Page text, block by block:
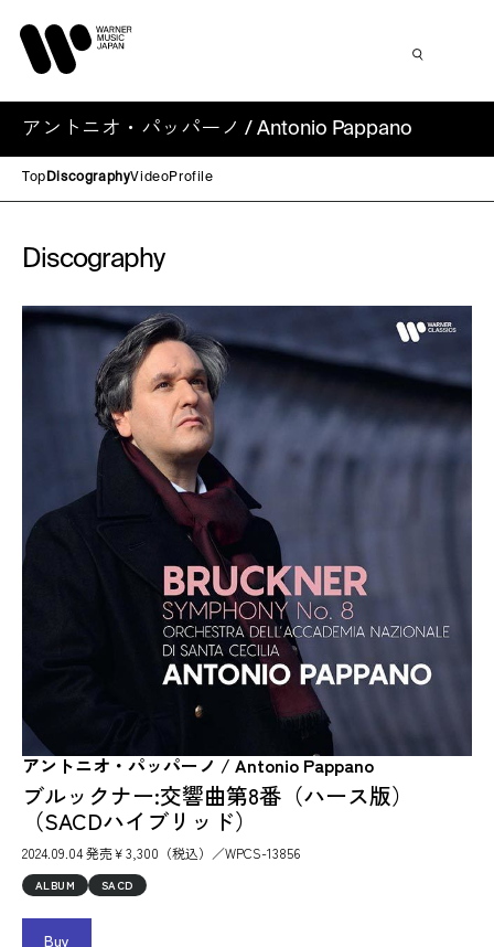
アントニオ・パッパーノ / Antonio Pappano
Top DiscographyVideoProfile
Discography
アントニオ・パッパーノ / Antonio Pappano
ブルックナー:交響曲第8番（ハース版）
（SACDハイブリッド）
2024.09.04 発売￥3,300（税込）／WPCS-13856
ALBUM SACD
Buy